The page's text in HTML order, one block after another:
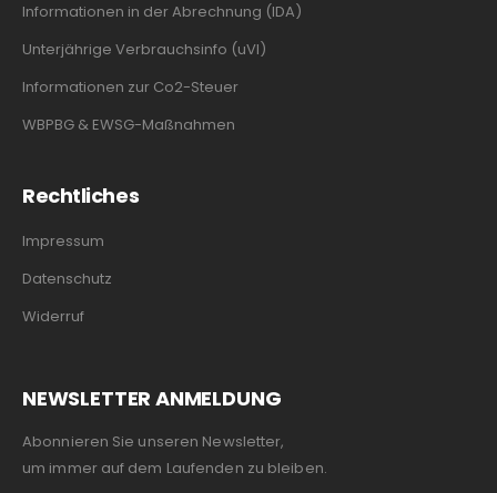
Informationen in der Abrechnung (IDA)
Unterjährige Verbrauchsinfo (uVI)
Informationen zur Co2-Steuer
WBPBG & EWSG-Maßnahmen
Rechtliches
Impressum
Datenschutz
Widerruf
NEWSLETTER ANMELDUNG
Abonnieren Sie unseren Newsletter,
um immer auf dem Laufenden zu bleiben.